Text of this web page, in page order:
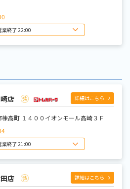
営業終了 22:00
8:00～22:00
8:00～22:00
店 詳細はこちら
高町 １４００イオンモール高崎３Ｆ
営業終了 21:00
10:00~21:00
店 詳細はこちら